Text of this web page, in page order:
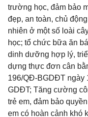
trường học, đảm bảo
đẹp, an toàn, chủ
nhiên ở một số loài
học; tổ chức bữa ăn
dinh dưỡng hợp lý,
dựng thực đơn cân
196/QĐ-BGDĐT ngày
GDĐT; Tăng cường
trẻ em, đảm bảo
em có hoàn cảnh khó